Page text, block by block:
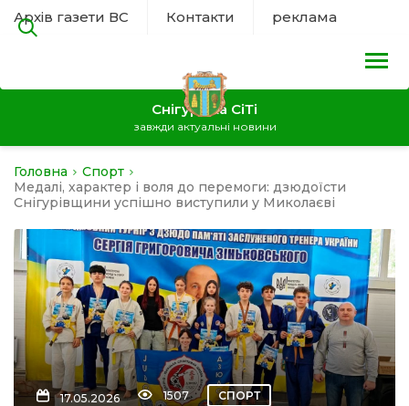
Архів газети ВС Контакти реклама
Снігурівка СіТі
завжди актуальні новини
Головна
Спорт
Медалі, характер і воля до перемоги: дзюдоїсти
Снігурівщини успішно виступили у Миколаєві
17.05.2026 1507 СПОРТ